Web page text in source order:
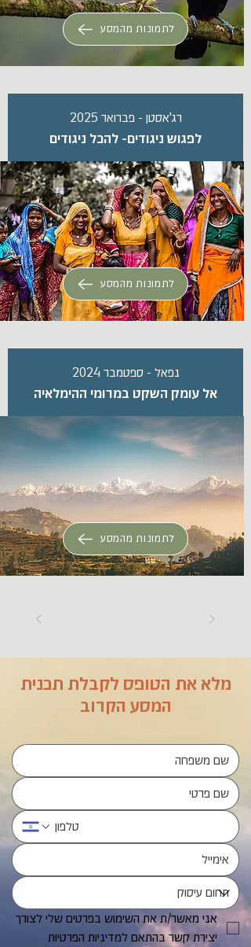
לתמונות מהמסע
רג'אסטן - פברואר 2025
לפגוש ניגודים- להכל ניגודים
לתמונות מהמסע
נפאל - ספטמבר 2024
אל עומק השקט במרומי ההימלאיה
לתמונות מהמסע
מלא את הטופס לקבלת תכנית
המסע הקרוב
יצירת קשר בהתאם למדיניות הפרטיות